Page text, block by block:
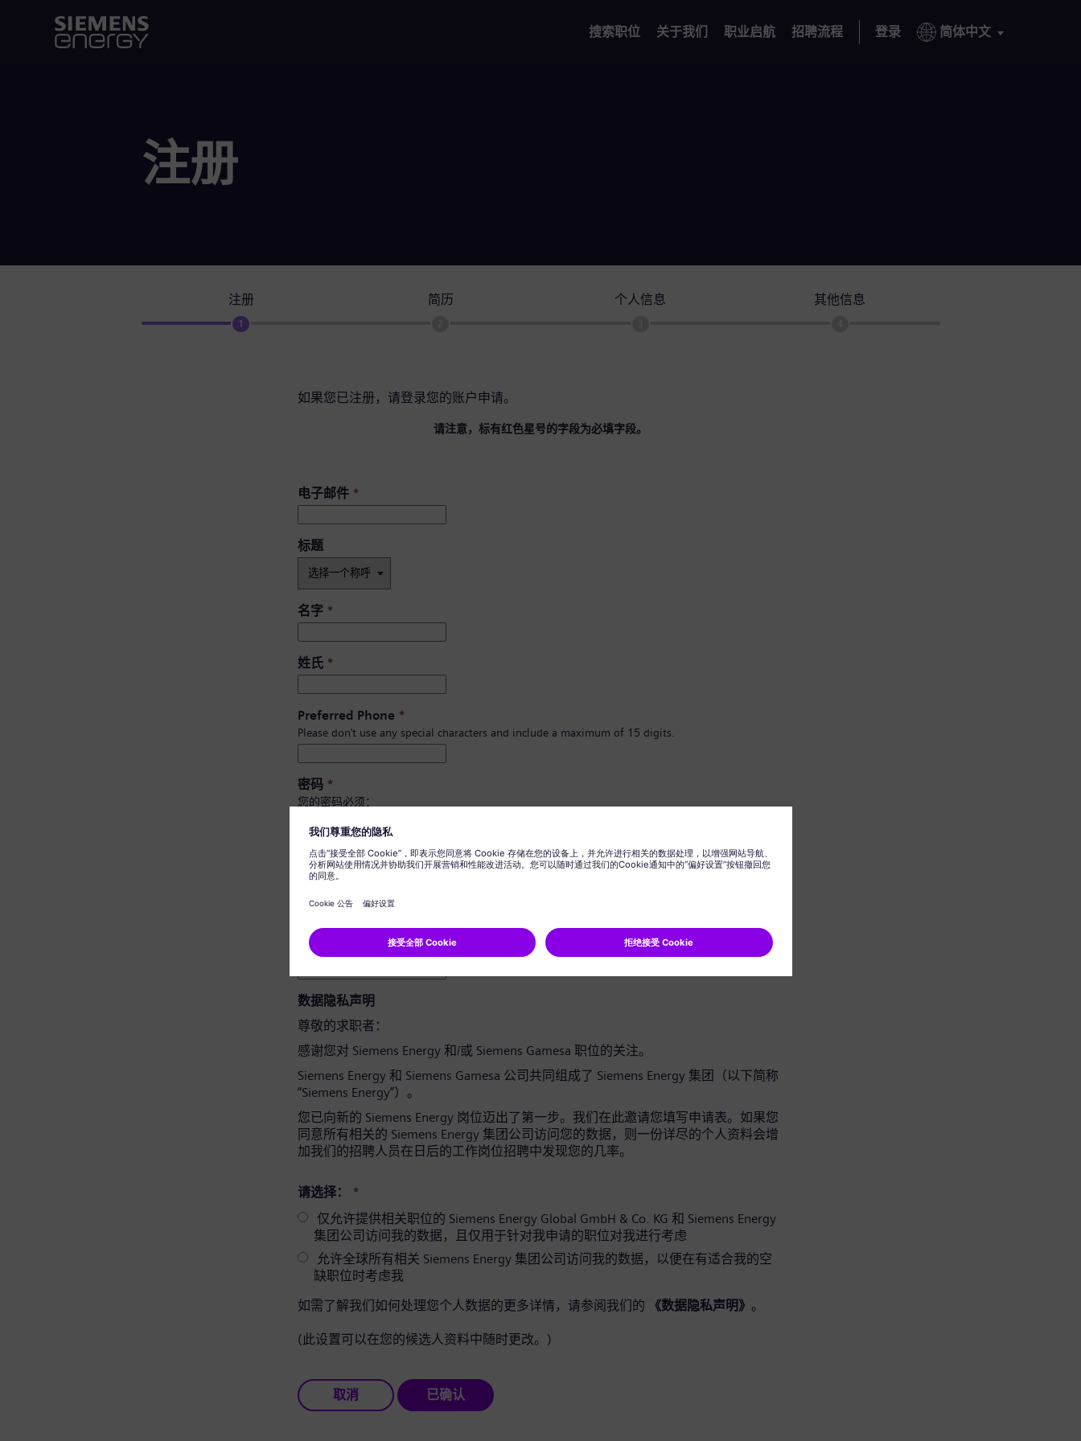
搜索职位 关于我们 职业启航 招聘流程 登录 简体中文
注册
注册
1
简历 个人信息 其他信息
如果您已注册，请登录您的账户 申请。
请注意，标有红色星号的字段为必填字段。
电子邮件 *
标题
名字 *
姓氏 *
Preferred Phone *
Please don’t use any special characters and include a maximum of 15 digits.
密码 *
您的密码必须：
至少有 8 个字符。
有大小写字母，并且至少有一个数字和一个符号。
不包含您的任何个人信息。
密码确认
数据隐私声明
尊敬的求职者：
感谢您对 Siemens Energy 和/或 Siemens Gamesa 职位的关注。
Siemens Energy 和 Siemens Gamesa 公司共同组成了 Siemens Energy 集团（以下简称
“Siemens Energy”）。
您已向新的 Siemens Energy 岗位迈出了第一步。我们在此邀请您填写申请表。如果您
同意所有相关的 Siemens Energy 集团公司访问您的数据，则一份详尽的个人资料会增
加我们的招聘人员在日后的工作岗位招聘中发现您的几率。
请选择：
*
仅允许提供相关职位的 Siemens Energy Global GmbH & Co. KG 和 Siemens Energy
集团公司访问我的数据，且仅用于针对我申请的职位对我进行考虑
允许全球所有相关 Siemens Energy 集团公司访问我的数据，以便在有适合我的空
缺职位时考虑我
如需了解我们如何处理您个人数据的更多详情，请参阅我们的
《数据隐私声明》 。
(此设置可以在您的候选人资料中随时更改。)
取消 已确认